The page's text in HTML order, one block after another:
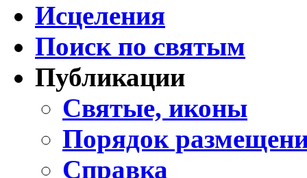
Исцеления
Поиск по святым
Публикации
Святые, иконы
Порядок
Справка